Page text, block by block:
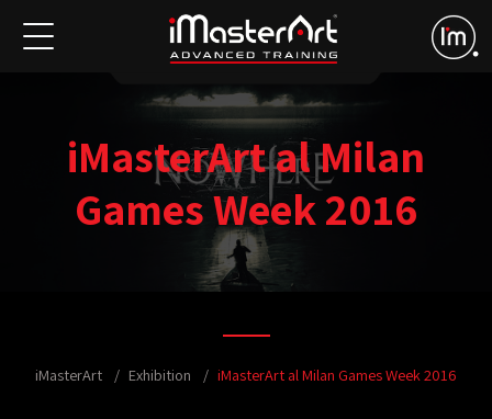
iMasterArt al Milan
Games Week 2016
iMasterArt Exhibition iMasterArt al Milan Games Week 2016